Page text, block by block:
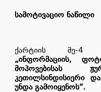
სამოტივაციო ნაწილი
ქარტიის მე-4
„ინფორმაციის,
მოპოვებისას
კეთილსინდისიერი
უნდა გამოიყენოს“.